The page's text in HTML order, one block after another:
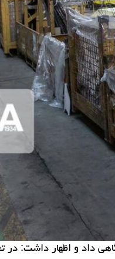
داد و اظهار داشت: در